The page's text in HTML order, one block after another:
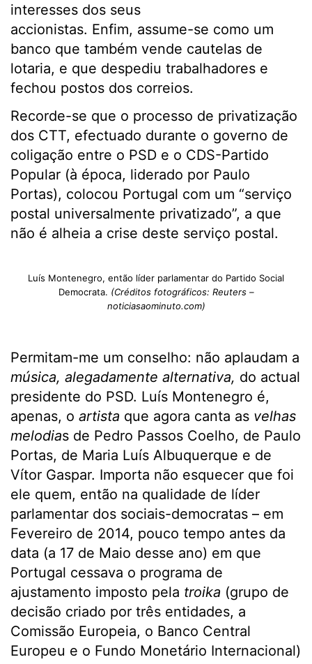
interesses dos seus
accionistas. Enfim, assume-se como um
banco que também vende cautelas de
lotaria, e que despediu trabalhadores e
fechou postos dos correios.
Recorde-se que o processo de privatização
dos CTT, efectuado durante o governo de
coligação entre o PSD e o CDS-Partido
Popular (à época, liderado por Paulo
Portas), colocou Portugal com um “serviço
postal universalmente privatizado”, a que
não é alheia a crise deste serviço postal.
Luís Montenegro, então líder parlamentar do Partido Social
Democrata. (Créditos fotográficos: Reuters –
noticiasaominuto.com)
Permitam-me um conselho: não aplaudam a
música, alegadamente alternativa, do actual
presidente do PSD. Luís Montenegro é,
apenas, o artista que agora canta as velhas
melodias de Pedro Passos Coelho, de Paulo
Portas, de Maria Luís Albuquerque e de
Vítor Gaspar. Importa não esquecer que foi
ele quem, então na qualidade de líder
parlamentar dos sociais-democratas – em
Fevereiro de 2014, pouco tempo antes da
data (a 17 de Maio desse ano) em que
Portugal cessava o programa de
ajustamento imposto pela troika (grupo de
decisão criado por três entidades, a
Comissão Europeia, o Banco Central
Europeu e o Fundo Monetário Internacional)